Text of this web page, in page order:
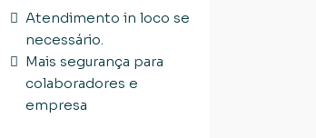
Atendimento in loco se
necessário.
Mais segurança para
colaboradores e
empresa